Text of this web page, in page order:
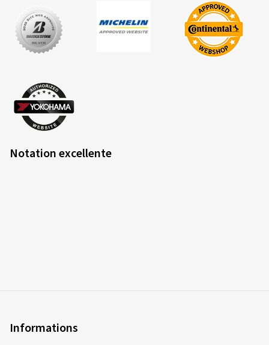
Notation excellente
Informations